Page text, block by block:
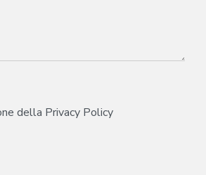
della Privacy Policy